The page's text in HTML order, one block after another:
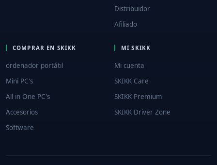
Distribuidor
Afiliado
COMPRAR EN SKIKK
ordenador portátil
Mini PC's
All in One PC's
Accesorios
Software
MI SKIKK
Mi cuenta
SKIKK Care
SKIKK Premium
SKIKK Driver Zone